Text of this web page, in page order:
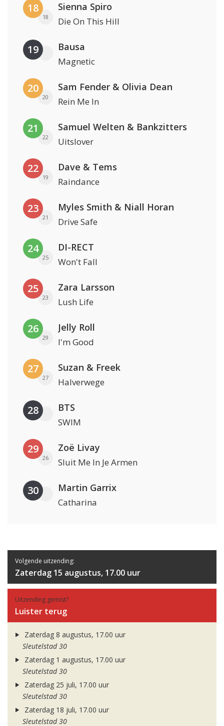
18
18
Sienna Spiro
Die On This Hill
19 Bausa
Magnetic
20
20
Sam Fender & Olivia Dean
Rein Me In
21
22
Samuel Welten & Bankzitters
Uitslover
22
19
Dave & Tems
Raindance
23
21
Myles Smith & Niall Horan
Drive Safe
24
25
DI-RECT
Won't Fall
25
23
Zara Larsson
Lush Life
26
29
Jelly Roll
I'm Good
27
27
Suzan & Freek
Halverwege
28 BTS
SWIM
29
26
Zoë Livay
Sluit Me In Je Armen
30 Martin Garrix
Catharina
Volgende uitzending:
Zaterdag 15 augustus, 17.00 uur
Uitzending gemist?
Luister terug
Zaterdag 8 augustus, 17.00 uur
Sleutelstad 30
Zaterdag 1 augustus, 17.00 uur
Sleutelstad 30
Zaterdag 25 juli, 17.00 uur
Sleutelstad 30
Zaterdag 18 juli, 17.00 uur
Sleutelstad 30